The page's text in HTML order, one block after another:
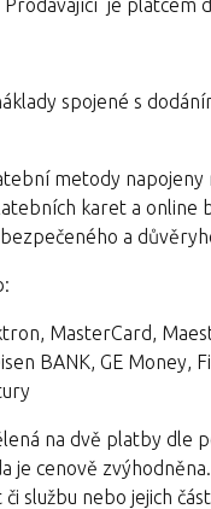
je plátcem
spojené s
metody napojeny
karet a
a
MasterCard,
BANK, GE Money,
na dvě platby dle
je cenově
službu nebo jejich